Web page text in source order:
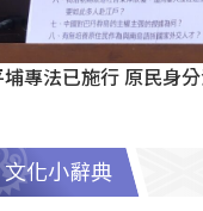
專法已施行 原民身
文化小辭典